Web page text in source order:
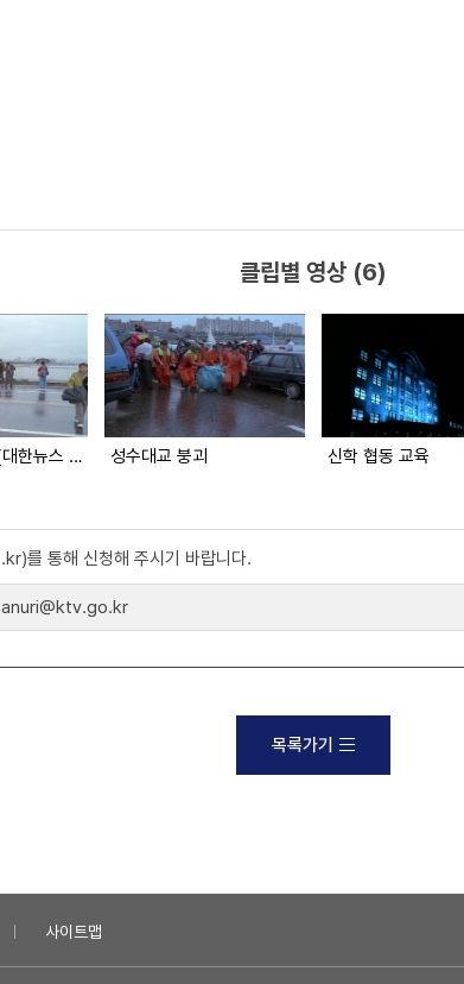
클립별 영상 (6)
성수대교 붕괴 (대한뉴스 2033호 수록) 성수대교 붕괴 신학 협동 교육
를 통해 신청해 주시기 바랍니다.
목록가기
사이트맵